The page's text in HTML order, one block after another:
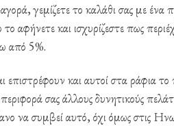
γεμίζετε το καλάθι σας με ένα
το αφήνετε και ισχυρίζεστε πως
από 5%.
επιστρέφουν και αυτοί στα ράφια
σας άλλους δυνητικούς
να συμβεί αυτό, όχι όμως στις